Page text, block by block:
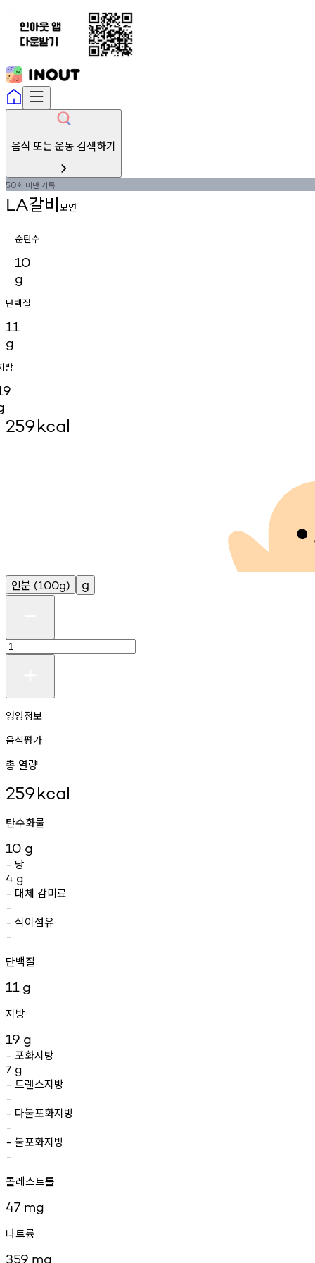
음식 또는 운동 검색하기
50회 미만기록
LA갈비모연
순탄수
10
g
단백질
11
g
방
259kcal
인분 (100g) g
영양정보
음식평가
총 열량
259kcal
탄수화물
10 g
- 당
4 g
- 대체 감미료
-
- 식이섬유
-
단백질
11 g
지방
19 g
- 포화지방
7 g
- 트랜스지방
-
- 다불포화지방
-
- 불포화지방
-
콜레스트롤
47 mg
나트륨
359 mg